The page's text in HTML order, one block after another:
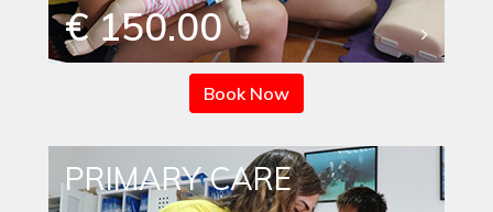
€ 150.00
Book Now
PRIMARY CARE